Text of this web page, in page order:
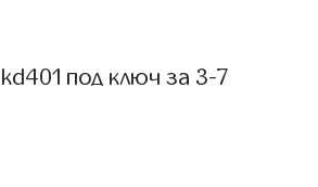
под ключ за 3-7